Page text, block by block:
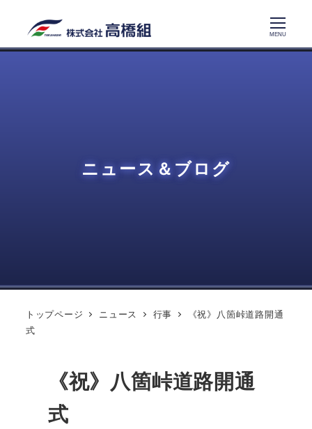
ン
MENU
ニュース＆ブログ
トップページ ニュース 行事
《祝》八箇峠道路開通
式
《祝》八箇峠道路開通
式